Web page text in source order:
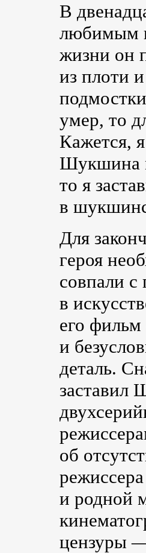
В
любимым
жизни он
из плоти
умер, то
Кажется,
Шукшина
то я
в
Для
героя
совпали с
в
его
и
деталь.
заставил
об
и родной
цензуры